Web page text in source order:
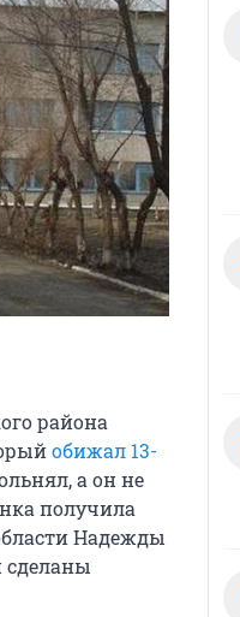
района
обижал 13-
а он не
получила
Надежды
сделаны